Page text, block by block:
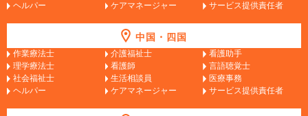
ヘルパー
ケアマネージャー サービス提供責任者
中国・四国
作業療法士 介護福祉士
看護助手
理学療法士
看護師
言語聴覚士
社会福祉士
生活相談員
医療事務
ヘルパー
ケアマネージャー サービス提供責任者